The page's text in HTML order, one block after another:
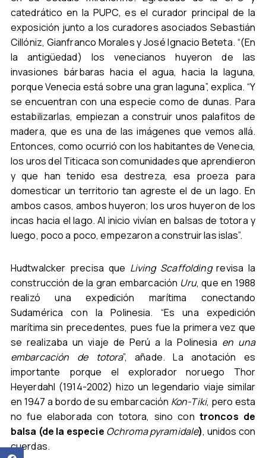
catedrático en la PUPC, es el curador principal de la
exposición junto a los curadores asociados Sebastián
Cillóniz, Gianfranco Morales y José Ignacio Beteta. “(En
la antigüedad) los venecianos huyeron de las
invasiones bárbaras hacia el agua, hacia la laguna,
porque Venecia está sobre una gran laguna”, explica. “Y
se encuentran con una especie como de dunas. Para
estabilizarlas, empiezan a construir unos palafitos de
madera, que es una de las imágenes que vemos allá.
Entonces, como ocurrió con los habitantes de Venecia,
los uros del Titicaca son comunidades que aprendieron
y que han tenido esa destreza, esa proeza para
domesticar un territorio tan agreste el de un lago. En
ambos casos, ambos huyeron; los uros huyeron de los
incas hacia el lago. Al inicio vivían en balsas de totora y
luego, poco a poco, empezaron a construir las islas”.
Hudtwalcker precisa que Living Scaffoldingrevisa la
construcción de la gran embarcación Uru, que en 1988
realizó una expedición marítima conectando
Sudamérica con la Polinesia. “Es una expedición
marítima sin precedentes, pues fue la primera vez que
se realizaba un viaje de Perú a la Polinesia en una
embarcación de totora”, añade. La anotación es
importante porque el explorador noruego Thor
Heyerdahl (1914-2002) hizo un legendario viaje similar
en 1947 a bordo de su embarcación Kon-Tiki, pero esta
no fue elaborada con totora, sino con troncos de
balsa (de la especie Ochroma pyramidale), unidos con
cuerdas.